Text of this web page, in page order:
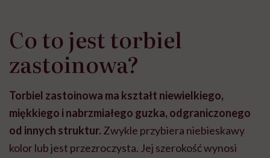
Co to jest torbiel
zastoinowa?
Torbiel zastoinowa ma kształt niewielkiego,
miękkiego i nabrzmiałego guzka, odgraniczonego
od innych struktur. Zwykle przybiera niebieskawy
kolor lub jest przezroczysta. Jej szerokość wynosi